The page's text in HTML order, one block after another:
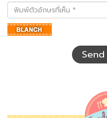
พิมพ์
ตัว
อักษร
ที่